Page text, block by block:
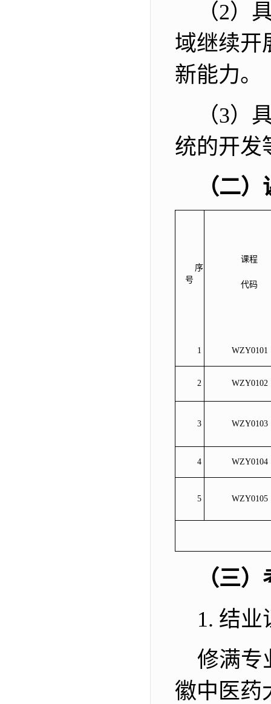
（2）
域继续开
新能力。
（3）
统的开发
（二
序
号
课程
代码
1 WZY0101
2 WZY0102
3 WZY0103
4 WZY0104
5 WZY0105
（三
1. 结业
修满专
徽中医药